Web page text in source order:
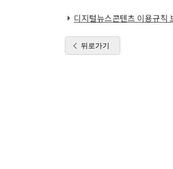
디지털뉴스콘텐츠 이용규칙
뒤로가기